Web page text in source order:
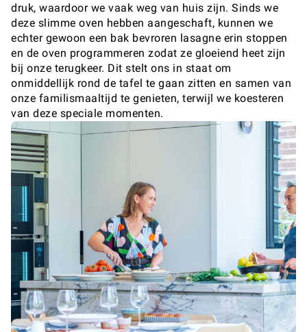
druk, waardoor we vaak weg van huis zijn. Sinds we
deze slimme oven hebben aangeschaft, kunnen we
echter gewoon een bak bevroren lasagne erin stoppen
en de oven programmeren zodat ze gloeiend heet zijn
bij onze terugkeer. Dit stelt ons in staat om
onmiddellijk rond de tafel te gaan zitten en samen van
onze familismaaltijd te genieten, terwijl we koesteren
van deze speciale momenten.